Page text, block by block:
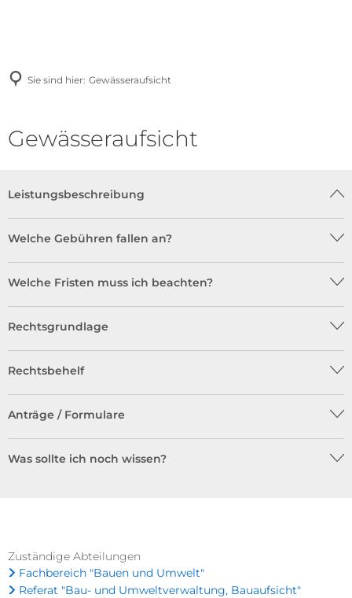
Sie sind hier: Gewässeraufsicht
Gewässeraufsicht
Leistungsbeschreibung
Welche Gebühren fallen an?
Welche Fristen muss ich beachten?
Rechtsgrundlage
Rechtsbehelf
Anträge / Formulare
Was sollte ich noch wissen?
Zuständige Abteilungen
Fachbereich "Bauen und Umwelt"
Referat "Bau- und Umweltverwaltung, Bauaufsicht"